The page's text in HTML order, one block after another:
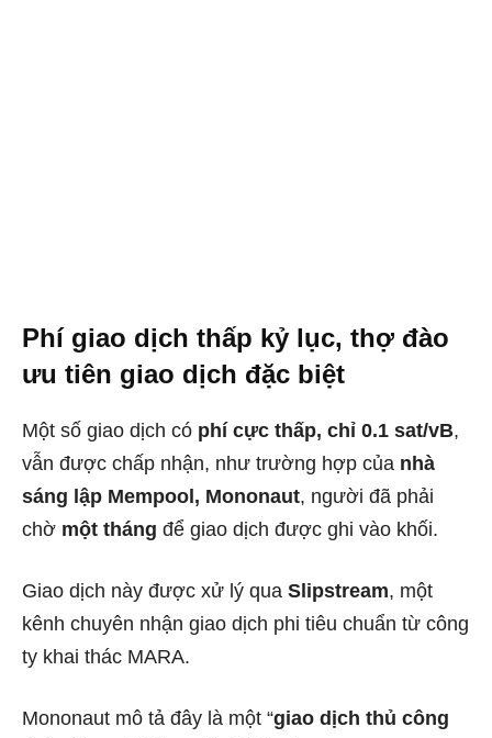
Phí giao dịch thấp kỷ lục, thợ đào
ưu tiên giao dịch đặc biệt
Một số giao dịch có phí cực thấp, chỉ 0.1 sat/vB,
vẫn được chấp nhận, như trường hợp của nhà
sáng lập Mempool, Mononaut, người đã phải
chờ một tháng để giao dịch được ghi vào khối.
Giao dịch này được xử lý qua Slipstream, một
kênh chuyên nhận giao dịch phi tiêu chuẩn từ công
ty khai thác MARA.
Mononaut mô tả đây là một “giao dịch thủ công